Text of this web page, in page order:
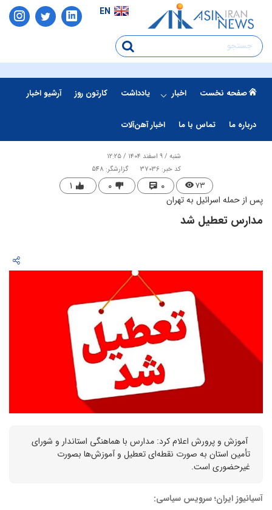
EN
صفحه نخست اخبار یادداشت کارتون روز آرشیو اخبار
درباره ما تماس با ما اخبار آهن‌آلات
شنبه / ۹ اسفند ۱۴۰۴ / ۱۲:۲۵
کد خبر: 37036
گزارشگر: 548
۷۳ ۰ ۰ ۱
پس از حمله اسرائیل به تهران
مدارس تعطیل شد
​ آموزش و پرورش اعلام کرد: مدارس با هماهنگی استاندار و شورای
تأمین استان به صورت نقطه‌ای تعطیل و آموزش‌ها بصورت
غیرحضوری است.
آسیانیوز ایران؛ سرویس سیاسی: